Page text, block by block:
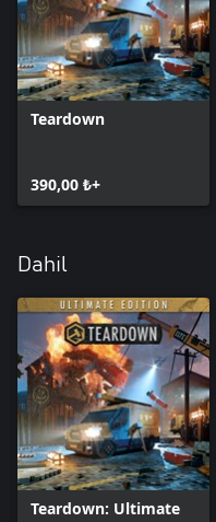
Teardown
390,00 ₺+
Dahil
Teardown: Ultimate